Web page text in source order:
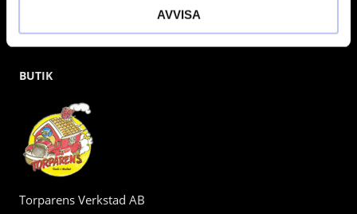
AVVISA
BUTIK
Torparens Verkstad AB